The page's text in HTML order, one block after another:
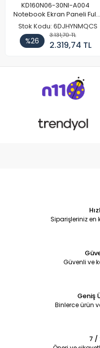
KD160N06-30NI-A004
Notebook Ekran Paneli Full
HD
Stok Kodu: 6DJHYNMQCS
%26
3.131,70 TL
2.319,74 TL
Siparişleriniz en
Güvenli ve
Geniş
Binlerce ürün
7 /